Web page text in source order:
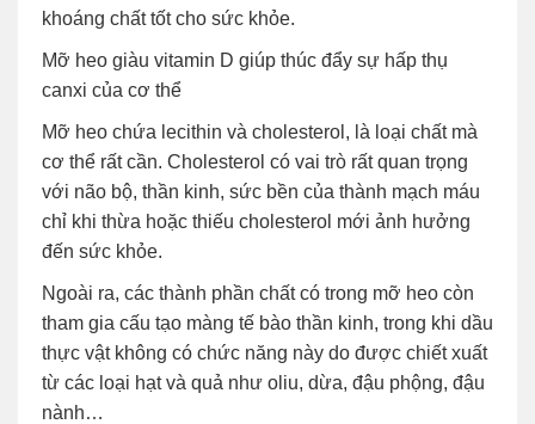
khoáng chất tốt cho sức khỏe.
Mỡ heo giàu vitamin D giúp thúc đẩy sự hấp thụ
canxi của cơ thể
Mỡ heo chứa lecithin và cholesterol, là loại chất mà
cơ thể rất cần. Cholesterol có vai trò rất quan trọng
với não bộ, thần kinh, sức bền của thành mạch máu
chỉ khi thừa hoặc thiếu cholesterol mới ảnh hưởng
đến sức khỏe.
Ngoài ra, các thành phần chất có trong mỡ heo còn
tham gia cấu tạo màng tế bào thần kinh, trong khi dầu
thực vật không có chức năng này do được chiết xuất
từ các loại hạt và quả như oliu, dừa, đậu phộng, đậu
nành…